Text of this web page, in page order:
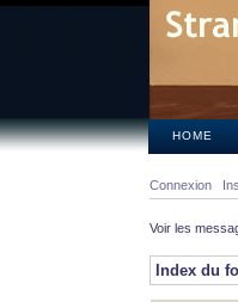
HOME
Connexion
Voir les
Index du